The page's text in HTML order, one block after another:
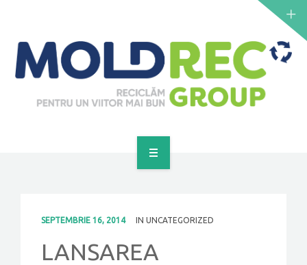
SERVICII
PUNCTE DE COLECTARE
SEPTEMBRIE 16, 2014 IN UNCATEGORIZED
LANSAREA